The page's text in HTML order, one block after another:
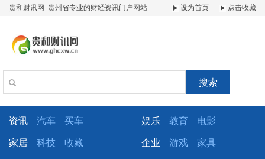
贵和财讯网_贵州省专业的财经资讯门户网站 设为首页 点击收藏
搜索
资讯 汽车 买车 娱乐 教育 电影
家居 科技 收藏 企业 游戏 家具